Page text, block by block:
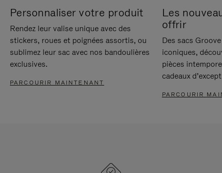
Personnaliser votre produit
Rendez leur valise unique avec des
stickers, roues et poignées assortis, ou
sublimez leur sac avec nos bandoulières
exclusives.
PARCOURIR MAINTENANT
Les
offrir
Des sacs
iconiques,
pièces
cadeaux
PARCOURIR